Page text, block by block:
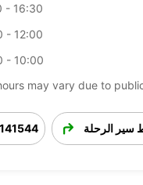
- 16:30
- 12:00
- 10:00
may vary due to
سير الرحلة